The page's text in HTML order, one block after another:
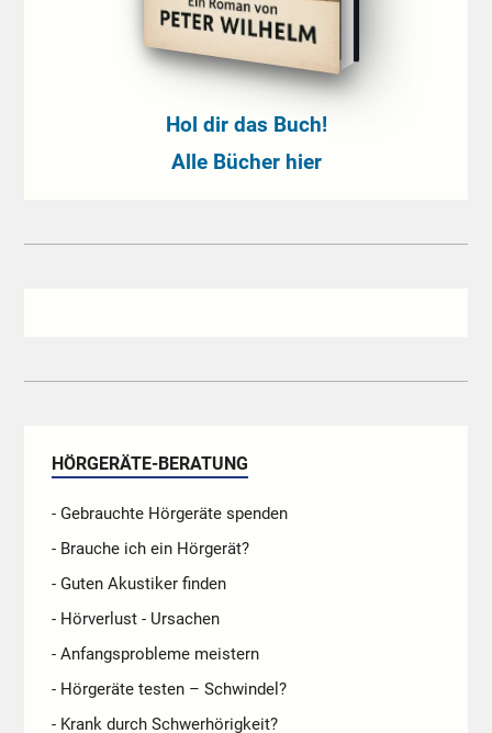
Hol dir das Buch!
Alle Bücher hier
HÖRGERÄTE-BERATUNG
- Gebrauchte Hörgeräte spenden
- Brauche ich ein Hörgerät?
- Guten Akustiker finden
- Hörverlust - Ursachen
- Anfangsprobleme meistern
- Hörgeräte testen – Schwindel?
- Krank durch Schwerhörigkeit?